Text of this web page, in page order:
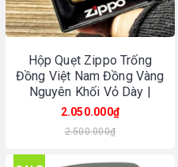
Hộp Quẹt Zippo Trống
Đồng Việt Nam Đồng Vàng
Nguyên Khối Vỏ Dày |
Made In USA
2.050.000₫
2.500.000₫